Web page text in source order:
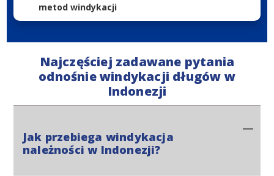
metod windykacji
Najczęściej zadawane pytania
odnośnie windykacji długów w
Indonezji
Jak przebiega windykacja
należności w Indonezji?